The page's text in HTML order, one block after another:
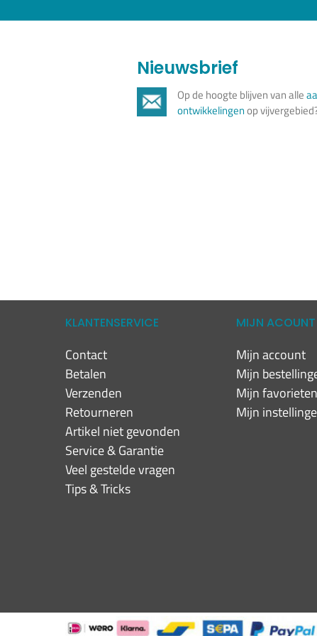
Nieuwsbrief
Op de hoogte blijven van alle
ontwikkelingenop
KLANTENSERVICE
Contact
Betalen
Verzenden
Retourneren
Artikel niet gevonden
Service & Garantie
Veel gestelde vragen
Tips & Tricks
MIJN ACOUNT
Mijn account
Mijn
Mijn favorieten
Mijn